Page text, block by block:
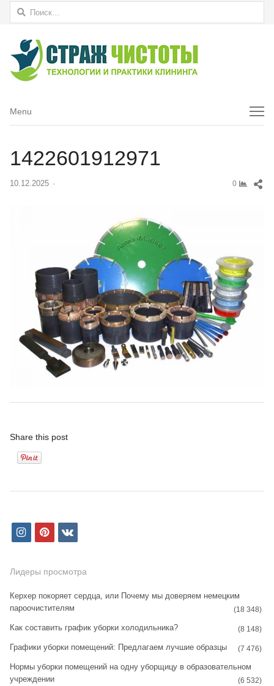
Найти:
Menu
Menu
1422601912971
10.12.2025 0
Share this post
i
s
a
g
r
a
p
n
e
r
e
s
v
Лидеры просмотра
Керхер покоряет сердца, или Почему мы доверяем немецким
пароочистителям
(18 348)
Как составить график уборки холодильника? (8 148)
Графики уборки помещений: Предлагаем лучшие образцы (7 476)
Нормы уборки помещений на одну уборщицу в образовательном
учреждении
(6 532)